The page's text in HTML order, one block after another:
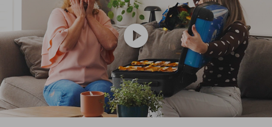
play_circle